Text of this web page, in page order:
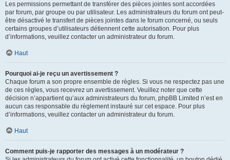
Les permissions permettant de transférer des pièces jointes sont accordées
par forum, par groupe ou par utilisateur. Les administrateurs du forum ont peut-
être désactivé le transfert de pièces jointes dans le forum concerné, ou seuls
certains groupes d’utilisateurs détiennent cette autorisation. Pour plus
d’informations, veuillez contacter un administrateur du forum.
Haut
Pourquoi ai-je reçu un avertissement ?
Chaque forum a son propre ensemble de règles. Si vous ne respectez pas une
de ces règles, vous recevrez un avertissement. Veuillez noter que cette
décision n’appartient qu’aux administrateurs du forum, phpBB Limited n’est en
aucun cas responsable du règlement instauré sur cet espace. Pour plus
d’informations, veuillez contacter un administrateur du forum.
Haut
Comment puis-je rapporter des messages à un modérateur ?